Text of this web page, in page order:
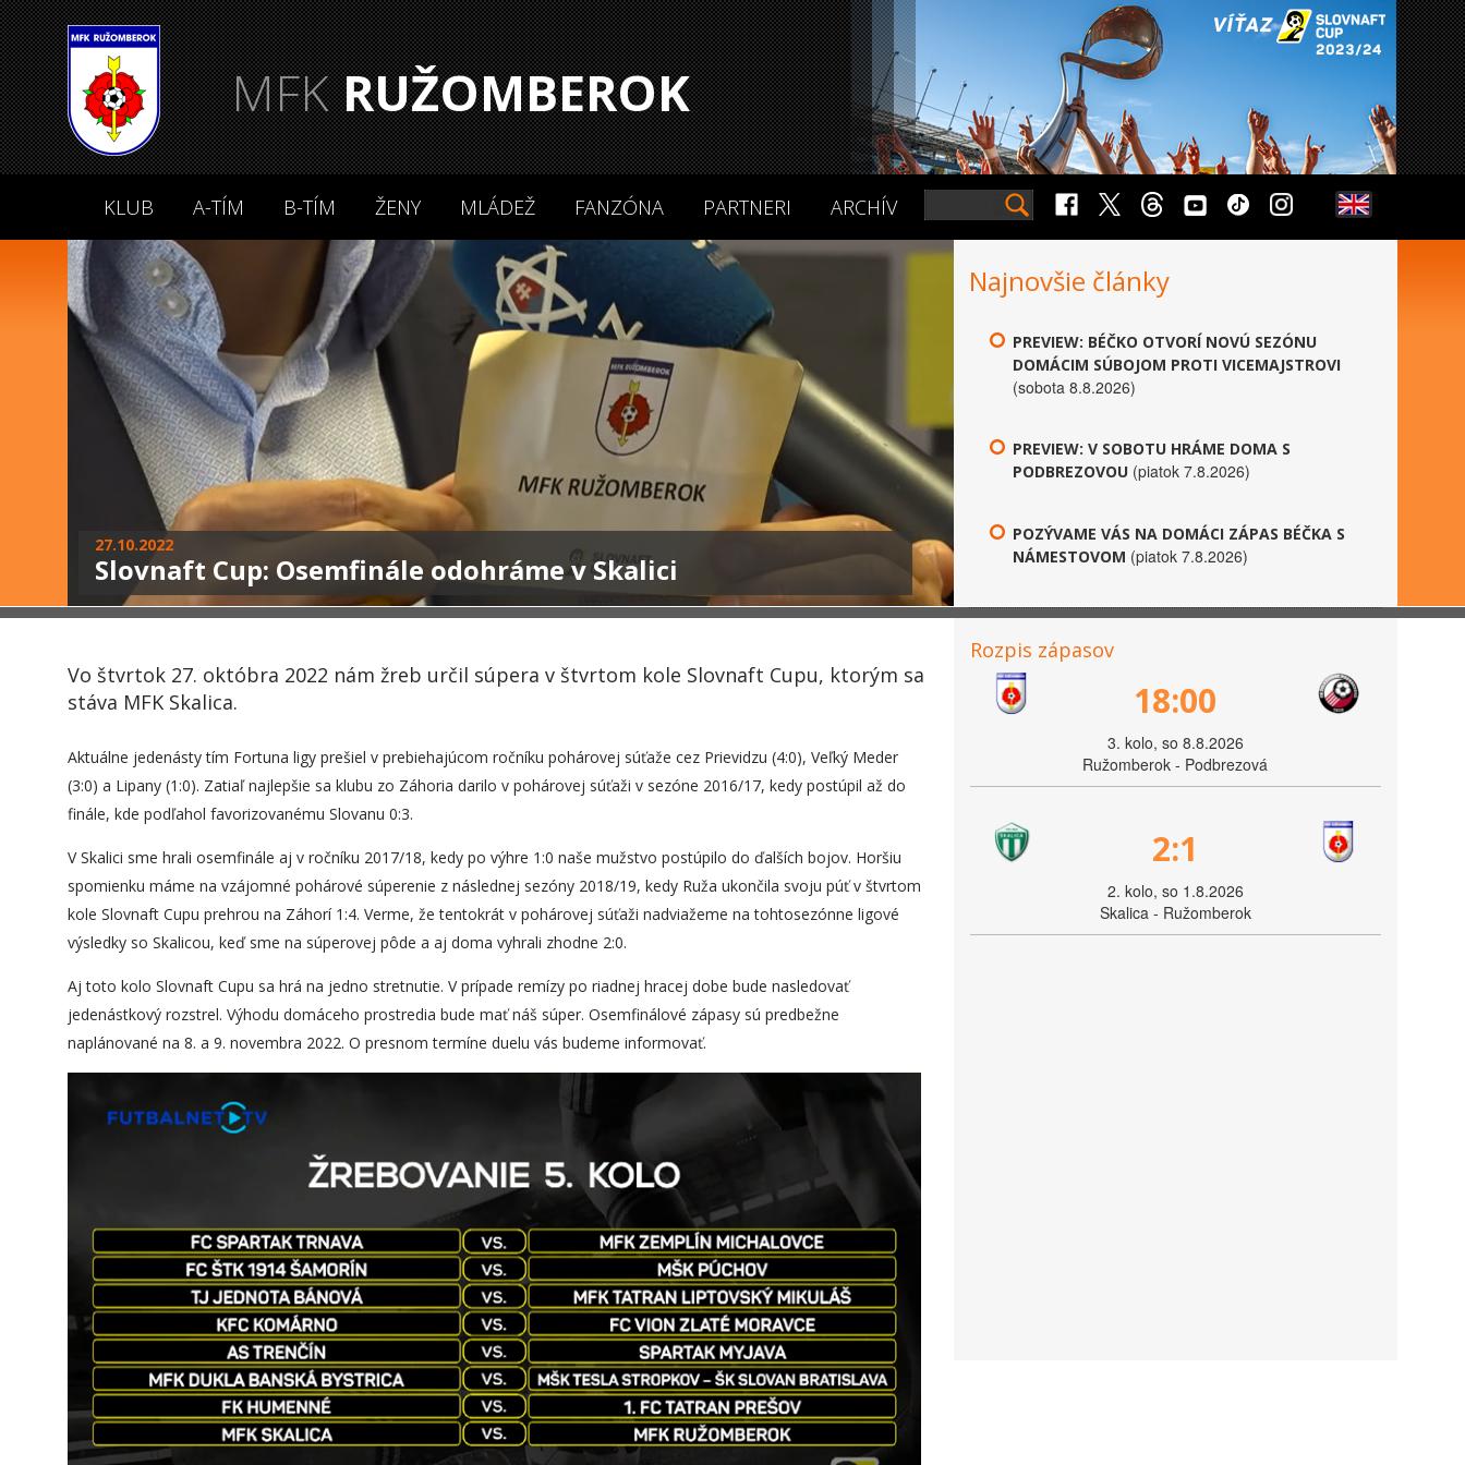
MFKRUŽOMBEROK
KLUB A-TÍM B-TÍM ŽENY MLÁDEŽ FANZÓNA PARTNERI ARCHÍV
27.10.2022
Slovnaft Cup: Osemfinále odohráme v Skalici
Najnovšie články
PREVIEW: BÉČKO OTVORÍ NOVÚ SEZÓNU
DOMÁCIM SÚBOJOM PROTI VICEMAJSTROVI
(sobota 8.8.2026)
PREVIEW: V SOBOTU HRÁME DOMA S
PODBREZOVOU (piatok 7.8.2026)
POZÝVAME VÁS NA DOMÁCI ZÁPAS BÉČKA S
NÁMESTOVOM (piatok 7.8.2026)
Vo štvrtok 27. októbra 2022 nám žreb určil súpera v štvrtom kole Slovnaft Cupu, ktorým sa
stáva MFK Skalica.
Aktuálne jedenásty tím Fortuna ligy prešiel v prebiehajúcom ročníku pohárovej súťaže cez Prievidzu (4:0), Veľký Meder
(3:0) a Lipany (1:0). Zatiaľ najlepšie sa klubu zo Záhoria darilo v pohárovej súťaži v sezóne 2016/17, kedy postúpil až do
finále, kde podľahol favorizovanému Slovanu 0:3.
V Skalici sme hrali osemfinále aj v ročníku 2017/18, kedy po výhre 1:0 naše mužstvo postúpilo do ďalších bojov. Horšiu
spomienku máme na vzájomné pohárové súperenie z následnej sezóny 2018/19, kedy Ruža ukončila svoju púť v štvrtom
kole Slovnaft Cupu prehrou na Záhorí 1:4. Verme, že tentokrát v pohárovej súťaži nadviažeme na tohtosezónne ligové
výsledky so Skalicou, keď sme na súperovej pôde a aj doma vyhrali zhodne 2:0.
Aj toto kolo Slovnaft Cupu sa hrá na jedno stretnutie. V prípade remízy po riadnej hracej dobe bude nasledovať
jedenástkový rozstrel. Výhodu domáceho prostredia bude mať náš súper. Osemfinálové zápasy sú predbežne
naplánované na 8. a 9. novembra 2022. O presnom termíne duelu vás budeme informovať.
Rozpis zápasov
18:00
3. kolo, so 8.8.2026
Ružomberok - Podbrezová
2:1
2. kolo, so 1.8.2026
Skalica - Ružomberok